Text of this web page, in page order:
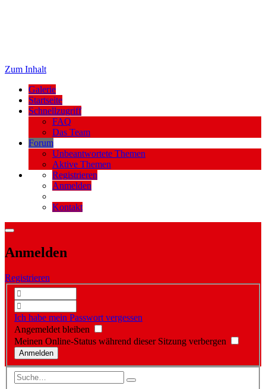
Zum Inhalt
Galerie
Startseite
Schnellzugriff
FAQ
Das Team
Forum
Unbeantwortete Themen
Aktive Themen
Registrieren
Anmelden
Kontakt
Anmelden
Registrieren
Ich habe mein Passwort vergessen
Angemeldet bleiben
Meinen Online-Status während dieser Sitzung verbergen